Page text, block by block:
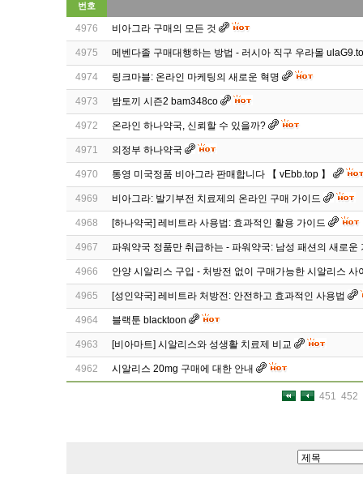
번호
4976 비아그라 구매의 모든 것
4975 메벤다졸 구매대행하는 방법 - 러시아 직구 우라몰
4974 링크마블: 온라인 마케팅의 새로운 혁명
4973 밤토끼 시즌2 bam348co
4972 온라인 하나약국, 신뢰할 수 있을까?
4971 의정부 하나약국
4970 통영 미국정품 비아그라 판매합니다 【 vEbb.top 】
4969 비아그라: 발기부전 치료제의 온라인 구매 가이드
4968 [하나약국] 레비트라 사용법: 효과적인 활용 가이드
4967 파워약국 정품만 취급하는 - 파워약국: 남성 패션의 새로운
4966 안양 시알리스 구입 - 처방전 없이 구매가능한 시알리스
4965 [성인약국] 레비트라 처방전: 안전하고 효과적인 사용법
4964 블랙툰 blacktoon
4963 [비아마트] 시알리스와 성생활 치료제 비교
4962 시알리스 20mg 구매에 대한 안내
451 452